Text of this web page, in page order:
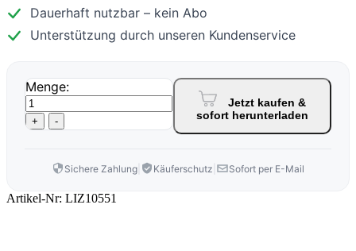
Dauerhaft nutzbar – kein Abo
Unterstützung durch unseren Kundenservice
Menge:
+ -
Jetzt kaufen &
sofort herunterladen
Sichere Zahlung Käuferschutz Sofort per E-Mail
Artikel-Nr: LIZ10551